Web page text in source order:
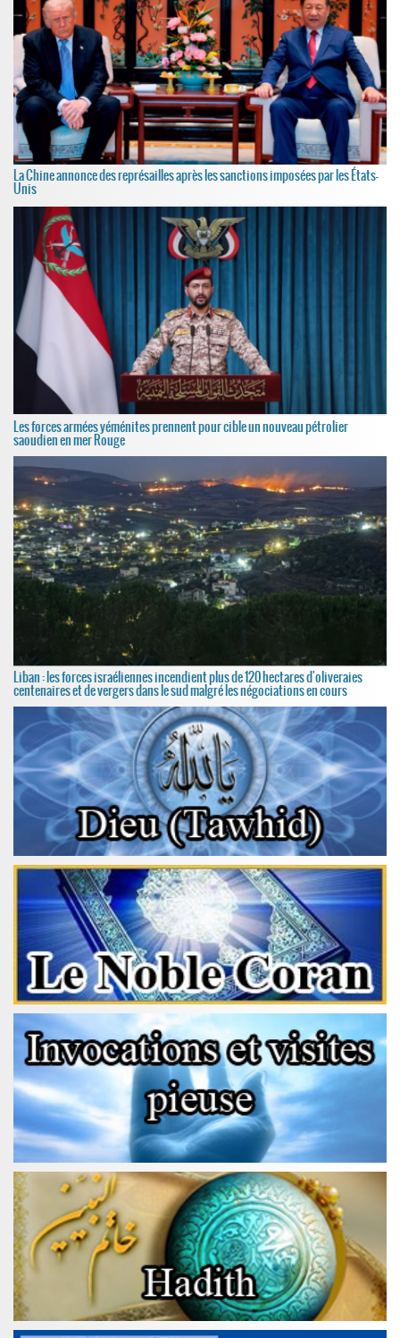
La Chine annonce des représailles après les sanctions imposées par les États-
Unis
Les forces armées yéménites prennent pour cible un nouveau pétrolier
saoudien en mer Rouge
Liban : les forces israéliennes incendient plus de 120 hectares d'oliveraies
centenaires et de vergers dans le sud malgré les négociations en cours